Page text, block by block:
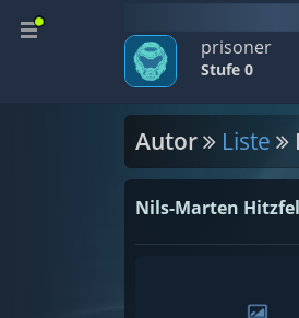
prisoner
Stufe 0
Autor Liste
Nils-Marten